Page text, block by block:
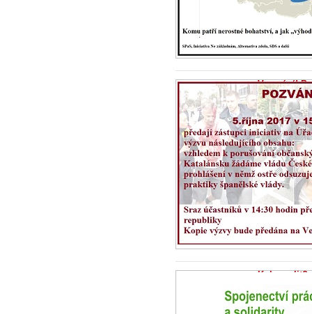
Varování!
3.10.2017 -
Co čeká
přijaly. Naší
Koho volit?